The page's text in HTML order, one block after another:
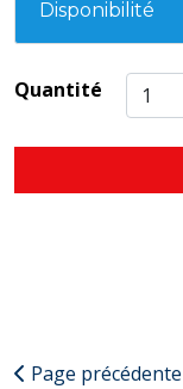
Disponibilité
Quantité
Page précédente